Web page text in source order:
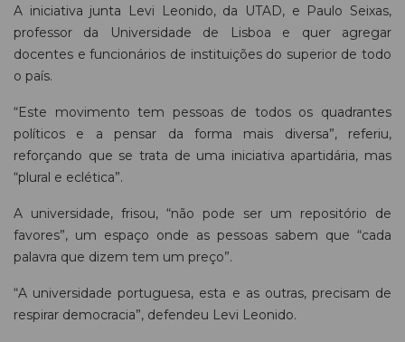
A iniciativa junta Levi Leonido, da UTAD, e Paulo Seixas,
professor da Universidade de Lisboa e quer agregar
docentes e funcionários de instituições do superior de todo
o país.
“Este movimento tem pessoas de todos os quadrantes
políticos e a pensar da forma mais diversa”, referiu,
reforçando que se trata de uma iniciativa apartidária, mas
“plural e eclética”.
A universidade, frisou, “não pode ser um repositório de
favores”, um espaço onde as pessoas sabem que “cada
palavra que dizem tem um preço”.
“A universidade portuguesa, esta e as outras, precisam de
respirar democracia”, defendeu Levi Leonido.